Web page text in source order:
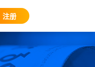
注册